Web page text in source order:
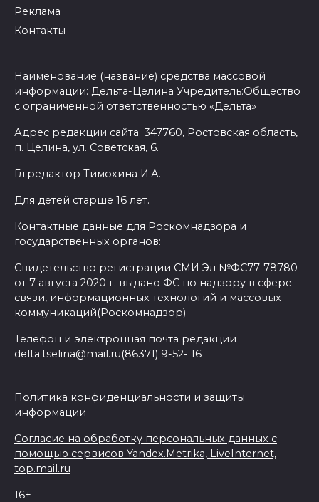
Реклама
Контакты
Наименование (название) средства массовой
информации: Дельта-Целина Учредитель:Общество
с ограниченной ответственностью «Дельта»
Адрес редакции сайта: 347760, Ростовская область,
п. Целина, ул. Советская, 6.
Гл.редактор Тимохина И.А.
Для детей старше 16 лет.
Контактные данные для Роскомнадзора и
государственных органов:
Свидетельство регистрации СМИ Эл №ФС77-78780
от 7 августа 2020 г. выдано ФС по надзору в сфере
связи, информационных технологий и массовых
коммуникаций(Роскомнадзор)
Телефон и электронная почта редакции
delta.tselina@mail.ru(86371) 9-52- 16
Политика конфиденциальности и защиты
информации
Согласие на обработку персональных данных с
помощью сервисов Yandex.Metrika, LiveInternet,
top.mail.ru
16+